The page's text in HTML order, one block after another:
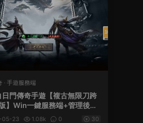
· 手遊服務端
日門傳奇手遊【複古無限刀跨
】Win一鍵服務端+管理後台
後台+安卓+視頻架設教程
05-23 1.08k 0 30